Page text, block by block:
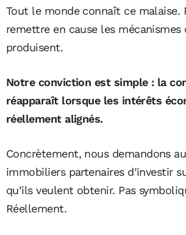
Tout le monde connaît ce malaise.
remettre en cause les mécanismes
produisent.
Notre conviction est simple : la
réapparaît lorsque les intérêts
réellement alignés.
Concrètement, nous demandons
immobiliers partenaires d’investir
qu’ils veulent obtenir. Pas
Réellement.